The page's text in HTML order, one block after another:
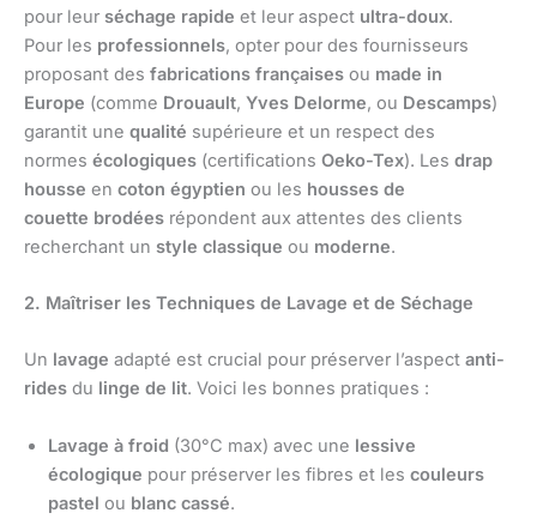
pour leur séchage rapide et leur aspect ultra-doux.
Pour les professionnels, opter pour des fournisseurs
proposant des fabrications françaises ou made in
Europe (comme Drouault, Yves Delorme, ou Descamps)
garantit une qualité supérieure et un respect des
normes écologiques (certifications Oeko-Tex). Les drap
housse en coton égyptien ou les housses de
couette brodées répondent aux attentes des clients
recherchant un style classique ou moderne.
2. Maîtriser les Techniques de Lavage et de Séchage
Un lavage adapté est crucial pour préserver l’aspect anti-
rides du linge de lit. Voici les bonnes pratiques :
Lavage à froid (30°C max) avec une lessive
écologique pour préserver les fibres et les couleurs
pastel ou blanc cassé.